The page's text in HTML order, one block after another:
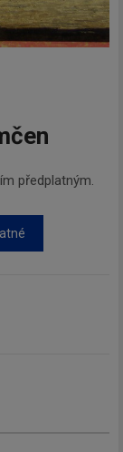
předplatným.